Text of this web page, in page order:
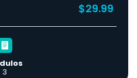
$29.99
3